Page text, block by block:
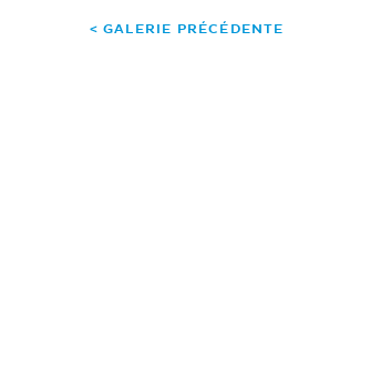
< GALERIE PRÉCÉDENTE